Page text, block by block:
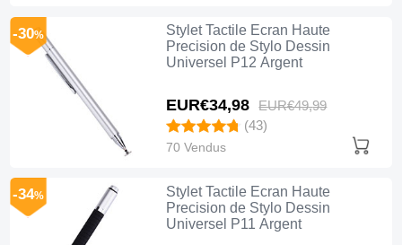
Stylet Tactile Ecran Haute
Precision de Stylo Dessin
Universel P12 Argent
EUR€34,98 EUR€49,99
-30%
(43)
70 Vendus
Stylet Tactile Ecran Haute
Precision de Stylo Dessin
Universel P11 Argent
-34%